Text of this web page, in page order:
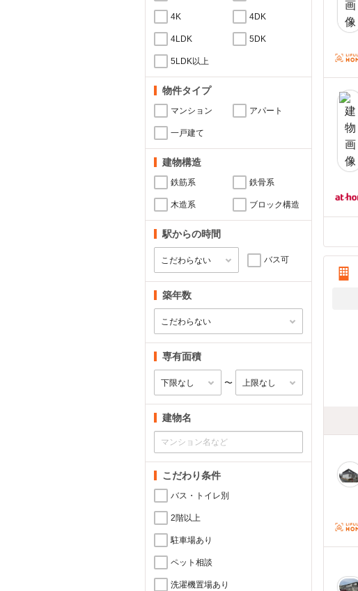
4K 4DK
4LDK 5DK
5LDK以上
物件タイプ
マンション アパート
一戸建て
建物構造
鉄筋系 鉄骨系
木造系 ブロック構造
駅からの時間
バス可
築年数
専有面積
〜
建物名
こだわり条件
バス・トイレ別
2階以上
駐車場あり
ペット相談
洗濯機置場あり